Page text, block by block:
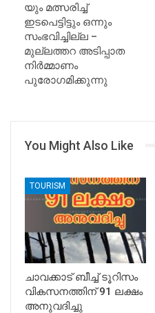
യും മത്സരിച്ച്
ഇടപെട്ടിട്ടും ഒന്നും
സംഭവിച്ചില്ല –
മുല്ലത്തറ അടിപ്പാത
നിർമ്മാണം
പുരോഗമിക്കുന്നു
You Might Also Like
TOURISM
ചാവക്കാട് ബീച്ച് ടൂറിസം
വികസനത്തിന് 91 ലക്ഷം
അനുവദിച്ചു